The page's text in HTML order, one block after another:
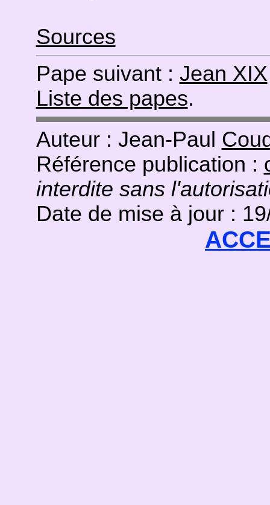
Sources
Pape suivant : Jean XIX
Liste des papes.
Auteur : Jean-Paul
Référence publication :
interdite sans
Date de mise à jour :